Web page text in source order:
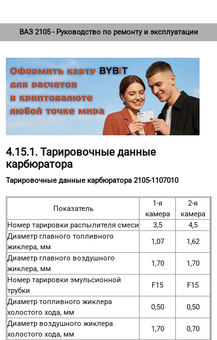
ВАЗ 2105 - Руководство по ремонту и эксплуатации
4.15.1. Тарировочные данные
карбюратора
Тарировочные данные карбюратора 2105-1107010
Показатель
1-я
камера
2-я
камера
Номер тарировки распылителя смеси
3,5
4,5
Диаметр главного топливного
жиклера, мм
1,07
1,62
Диаметр главного воздушного
жиклера, мм
1,70
1,70
Номер тарировки эмульсионной
трубки
F15
F15
Диаметр топливного жиклера
холостого хода, мм
0,50
0,50
Диаметр воздушного жиклера
холостого хода, мм
1,70
0,70